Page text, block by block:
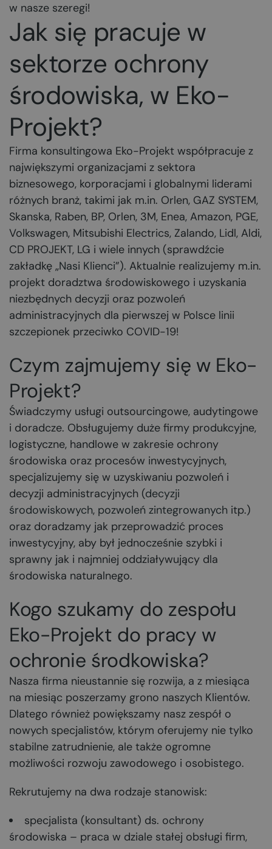
w nasze szeregi!
Jak się pracuje w
sektorze ochrony
środowiska, w Eko-
Projekt?
Firma konsultingowa Eko-Projekt współpracuje z
największymi organizacjami z sektora
biznesowego, korporacjami i globalnymi liderami
różnych branż, takimi jak m.in. Orlen, GAZ SYSTEM,
Skanska, Raben, BP, Orlen, 3M, Enea, Amazon, PGE,
Volkswagen, Mitsubishi Electrics, Zalando, Lidl, Aldi,
CD PROJEKT, LG i wiele innych (sprawdźcie
zakładkę „Nasi Klienci”). Aktualnie realizujemy m.in.
projekt doradztwa środowiskowego i uzyskania
niezbędnych decyzji oraz pozwoleń
administracyjnych dla pierwszej w Polsce linii
szczepionek przeciwko COVID-19!
Czym zajmujemy się w Eko-
Projekt?
Świadczymy usługi outsourcingowe, audytingowe
i doradcze. Obsługujemy duże firmy produkcyjne,
logistyczne, handlowe w zakresie ochrony
środowiska oraz procesów inwestycyjnych,
specjalizujemy się w uzyskiwaniu pozwoleń i
decyzji administracyjnych (decyzji
środowiskowych, pozwoleń zintegrowanych itp.)
oraz doradzamy jak przeprowadzić proces
inwestycyjny, aby był jednocześnie szybki i
sprawny jak i najmniej oddziaływujący dla
środowiska naturalnego.
Kogo szukamy do zespołu
Eko-Projekt do pracy w
ochronie środkowiska?
Nasza firma nieustannie się rozwija, a z miesiąca
na miesiąc poszerzamy grono naszych Klientów.
Dlatego również powiększamy nasz zespół o
nowych specjalistów, którym oferujemy nie tylko
stabilne zatrudnienie, ale także ogromne
możliwości rozwoju zawodowego i osobistego.
Rekrutujemy na dwa rodzaje stanowisk:
specjalista (konsultant) ds. ochrony
środowiska – praca w dziale stałej obsługi firm,